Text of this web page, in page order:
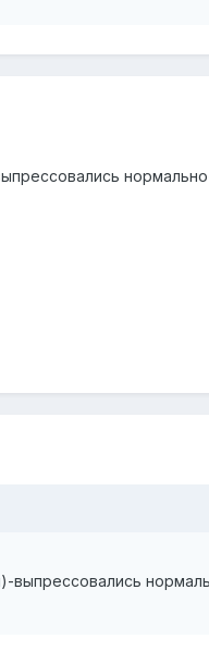
выпрессовались